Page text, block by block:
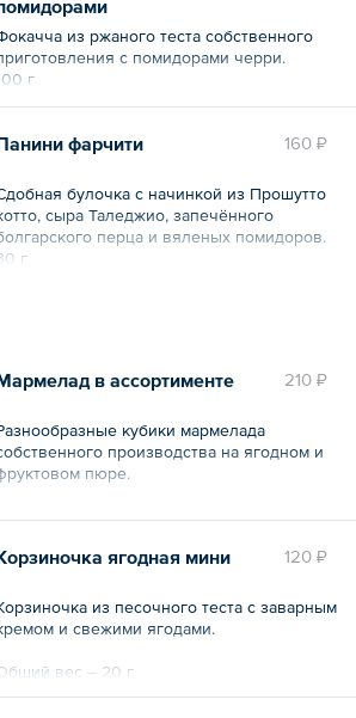
из ржаного теста собственного
с помидорами черри.
г
160 ₽
фарчити
булочка с начинкой из Прошутто
сыра Таледжио, запечённого
перца и вяленых помидоров.
г
210 ₽
в ассортименте
кубики мармелада
производства на ягодном и
пюре.
вес – 100 г
120 ₽
ягодная мини
из песочного теста с заварным
и свежими ягодами.
вес – 20 г